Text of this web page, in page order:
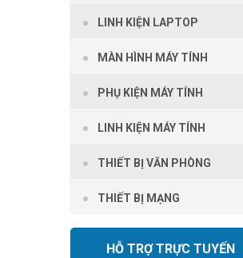
LINH KIỆN LAPTOP
MÀN HÌNH MÁY TÍNH
PHỤ KIỆN MÁY TÍNH
LINH KIỆN MÁY TÍNH
THIẾT BỊ VĂN PHÒNG
THIẾT BỊ MẠNG
HỖ TRỢ TRỰC TUYẾN